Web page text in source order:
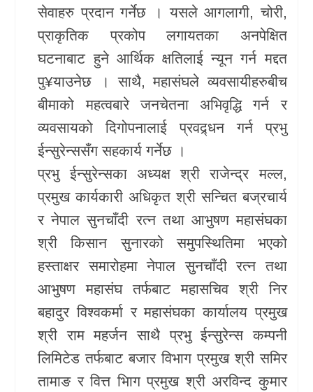
सेवाहरु प्रदान गर्नेछ । यसले आगलागी, चोरी,
प्राकृतिक प्रकोप लगायतका अनपेक्षित
घटनाबाट हुने आर्थिक क्षतिलाई न्यून गर्न मद्दत
पु¥याउनेछ । साथै, महासंघले व्यवसायीहरुबीच
बीमाको महत्वबारे जनचेतना अभिवृद्धि गर्न र
व्यवसायको दिगोपनालाई प्रवद्र्धन गर्न प्रभु
ईन्सुरेन्ससँग सहकार्य गर्नेछ ।
प्रभु ईन्सुरेन्सका अध्यक्ष श्री राजेन्द्र मल्ल,
प्रमुख कार्यकारी अधिकृत श्री सन्चित बज्रचार्य
र नेपाल सुनचाँदी रत्न तथा आभुषण महासंघका
श्री किसान सुनारको समुपस्थितिमा भएको
हस्ताक्षर समारोहमा नेपाल सुनचाँदी रत्न तथा
आभुषण महासंघ तर्फबाट महासचिव श्री निर
बहादुर विश्वकर्मा र महासंघका कार्यालय प्रमुख
श्री राम महर्जन साथै प्रभु ईन्सुरेन्स कम्पनी
लिमिटेड तर्फबाट बजार विभाग प्रमुख श्री समिर
तामाङ र वित्त भिाग प्रमुख श्री अरविन्द कुमार